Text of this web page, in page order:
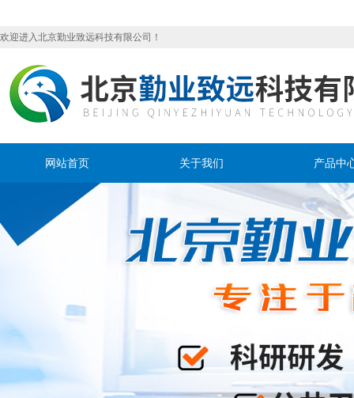
欢迎进入北京勤业致远科技有限公司！
网站首页 关于我们 产品中